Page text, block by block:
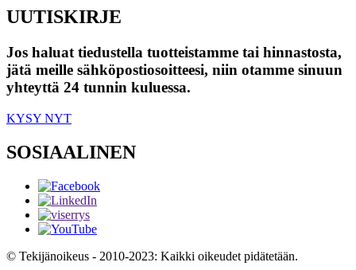
UUTISKIRJE
Jos haluat tiedustella tuotteistamme tai hinnastosta,
jätä meille sähköpostiosoitteesi, niin otamme sinuun
yhteyttä 24 tunnin kuluessa.
KYSY NYT
SOSIAALINEN
© Tekijänoikeus - 2010-2023: Kaikki oikeudet pidätetään.